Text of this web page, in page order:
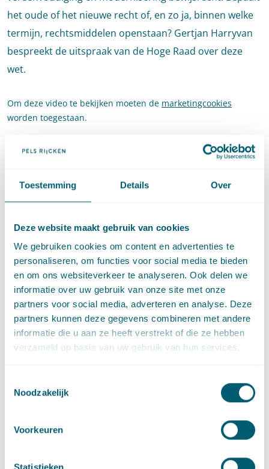
Toestemming Details Over
Deze website maakt gebruik van cookies
We gebruiken cookies om content en advertenties te
personaliseren, om functies voor social media te bieden
en om ons websiteverkeer te analyseren. Ook delen we
informatie over uw gebruik van onze site met onze
partners voor social media, adverteren en analyse. Deze
partners kunnen deze gegevens combineren met andere
informatie die u aan ze heeft verstrekt of die ze hebben
verzameld op basis van uw gebruik van hun services.
Noodzakelijk
Voorkeuren
Statistieken
het oude of het nieuwe recht of, en zo ja, binnen welke
termijn, rechtsmiddelen openstaan? Gertjan Harryvan
bespreekt de uitspraak van de Hoge Raad over deze
wet.
Om deze video te bekijken moeten de marketingcookies
worden toegestaan.
Deel dit artikel viaLinkedInene-mail
Contact